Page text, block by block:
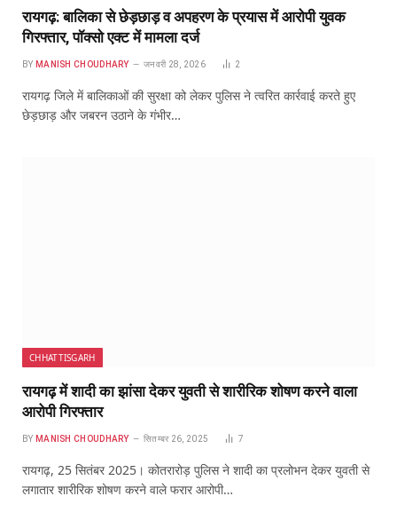
रायगढ़: बालिका से छेड़छाड़ व अपहरण के प्रयास में आरोपी युवक
गिरफ्तार, पॉक्सो एक्ट में मामला दर्ज
BY MANISH CHOUDHARY जनवरी 28, 2026 2
रायगढ़ जिले में बालिकाओं की सुरक्षा को लेकर पुलिस ने त्वरित कार्रवाई करते हुए
छेड़छाड़ और जबरन उठाने के गंभीर…
CHHATTISGARH
रायगढ़ में शादी का झांसा देकर युवती से शारीरिक शोषण करने वाला
आरोपी गिरफ्तार
BY MANISH CHOUDHARY सितम्बर 26, 2025 7
रायगढ़, 25 सितंबर 2025। कोतरारोड़ पुलिस ने शादी का प्रलोभन देकर युवती से
लगातार शारीरिक शोषण करने वाले फरार आरोपी…